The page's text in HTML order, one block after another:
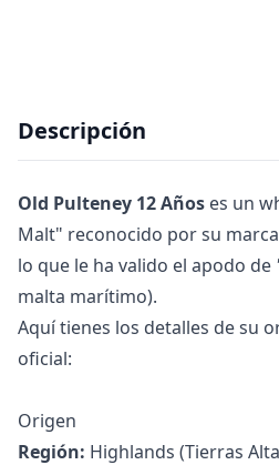
Descripción
Old Pulteney 12 Años es un
Malt" reconocido por su
lo que le ha valido el apodo de
malta marítimo).
Aquí tienes los detalles de su
oficial:
Origen
Región: Highlands (Tierras